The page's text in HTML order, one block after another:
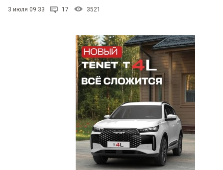
3 июля 09:33 17 3521